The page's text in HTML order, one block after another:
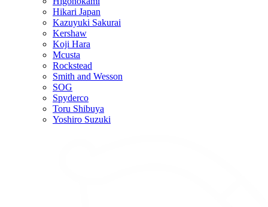
Hikari Japan
Kazuyuki Sakurai
Kershaw
Koji Hara
Mcusta
Rockstead
Smith and Wesson
SOG
Spyderco
Toru Shibuya
Yoshiro Suzuki